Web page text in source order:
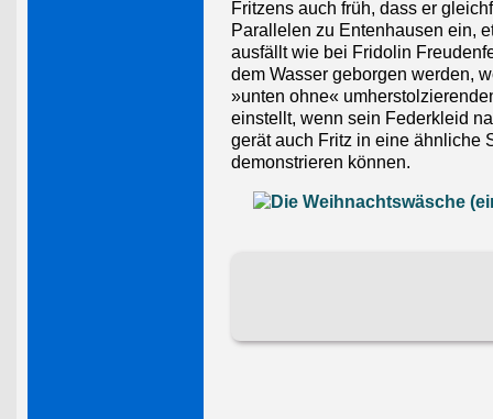
Fritzens auch früh, dass er
Parallelen zu Entenhausen ein,
ausfällt wie bei Fridolin
dem Wasser geborgen werden,
»unten ohne«
einstellt, wenn sein Federkleid
gerät auch Fritz in eine ähnliche
demonstrieren können.